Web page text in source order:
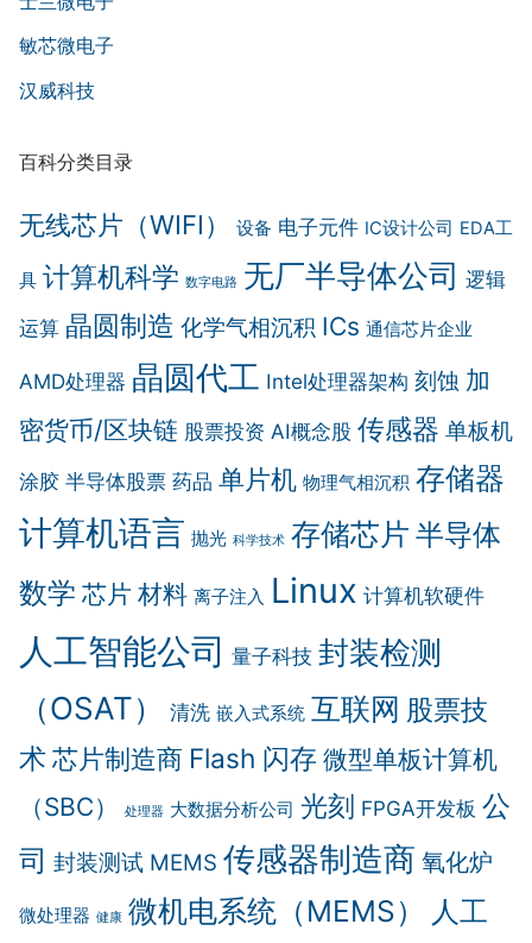
敏芯微电子
汉威科技
百科分类目录
无线芯片（WIFI） 设备 电子元件 IC设计公司 EDA工
具 计算机科学 数字电路 无厂半导体公司 逻辑
运算 晶圆制造 化学气相沉积 ICs 通信芯片企业
AMD处理器 晶圆代工 Intel处理器架构 刻蚀 加
密货币/区块链 股票投资 AI概念股 传感器 单板机
涂胶 半导体股票 药品 单片机 物理气相沉积 存储器
计算机语言 抛光 科学技术 存储芯片 半导体
数学 芯片 材料 离子注入 Linux 计算机软硬件
人工智能公司 量子科技 封装检测
（OSAT）
清洗 嵌入式系统 互联网 股票技
术 芯片制造商 Flash 闪存 微型单板计算机
（SBC）
处理器 大数据分析公司 光刻 FPGA开发板 公
司 封装测试 MEMS 传感器制造商 氧化炉
微处理器 健康 微机电系统（MEMS）
人工